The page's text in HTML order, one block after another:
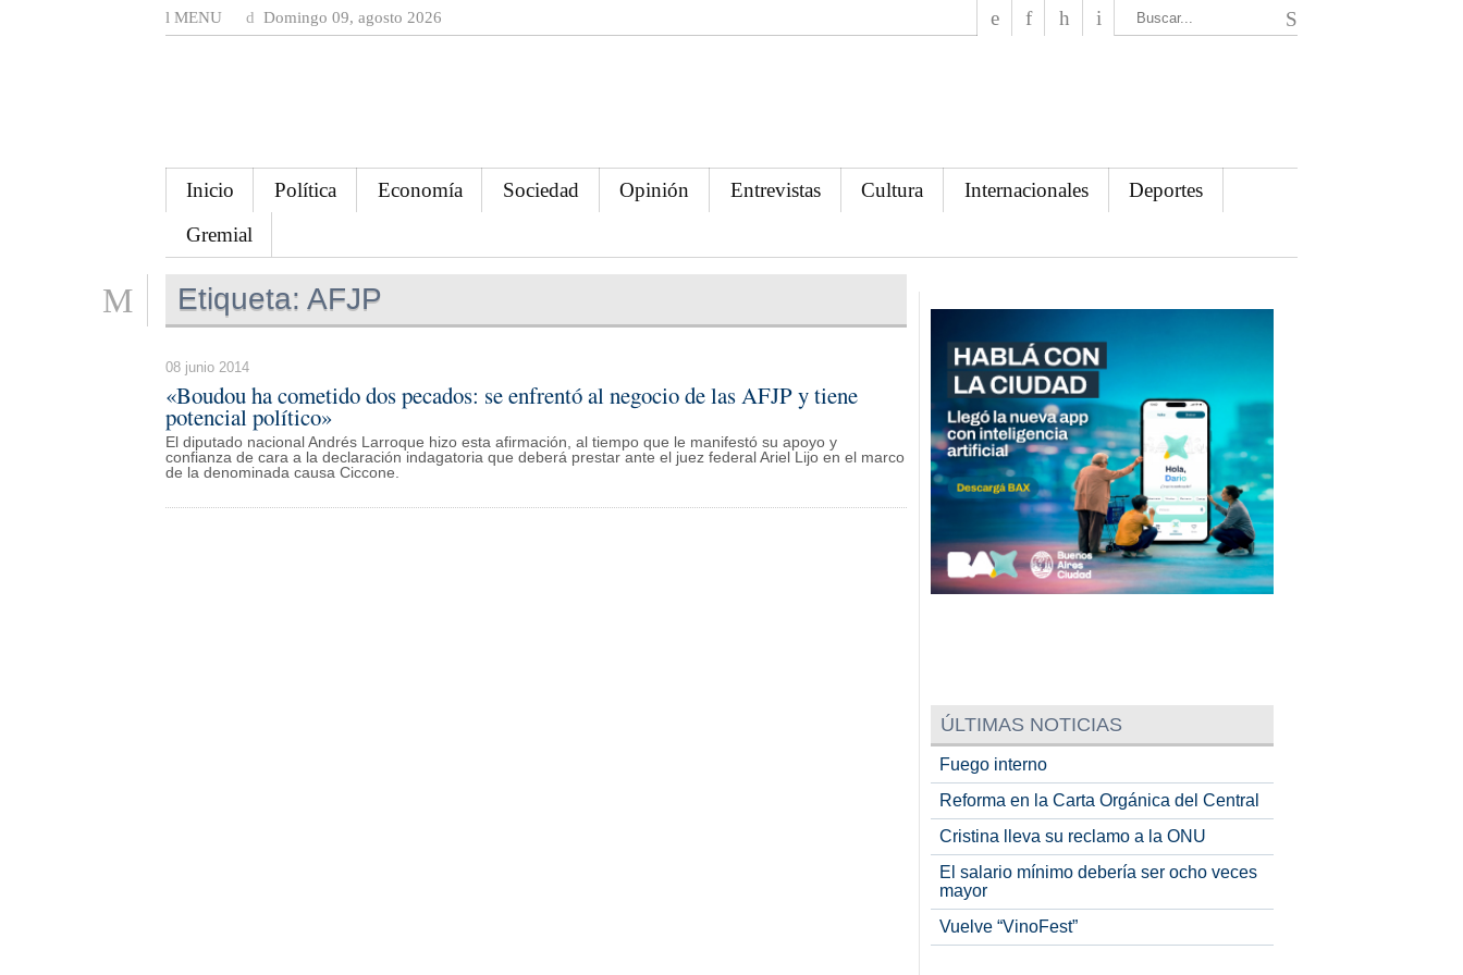
MENU Domingo 09, agosto 2026
Inicio Política Economía Sociedad Opinión Entrevistas Cultura Internacionales
Deportes
Gremial
Etiqueta: AFJP
08 junio 2014
«Boudou ha cometido dos pecados: se enfrentó al negocio de las AFJP y tiene
potencial político»
El diputado nacional Andrés Larroque hizo esta afirmación, al tiempo que le manifestó su apoyo y
confianza de cara a la declaración indagatoria que deberá prestar ante el juez federal Ariel Lijo en el marco
de la denominada causa Ciccone.
ÚLTIMAS NOTICIAS
Fuego interno
Reforma en la Carta Orgánica del Central
Cristina lleva su reclamo a la ONU
El salario mínimo debería ser ocho veces
mayor
Vuelve “VinoFest”